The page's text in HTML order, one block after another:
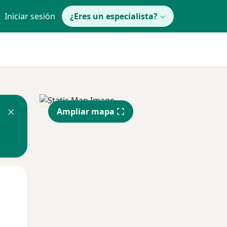
Iniciar sesión ¿Eres un especialista?
Ampliar mapa